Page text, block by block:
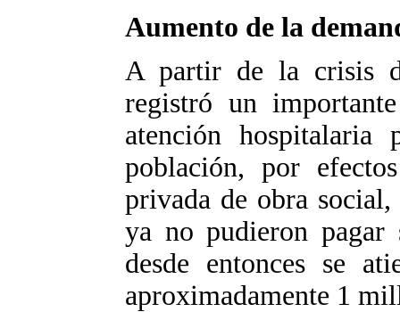
Aumento de la
A partir de la crisis
registró un
atención
población, por
privada de obra social,
ya no pudieron pagar
desde entonces se
aproximadamente 1